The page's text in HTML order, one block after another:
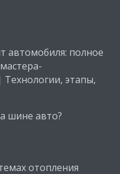
автомобиля: полное
этапы,
шине авто?
отопления